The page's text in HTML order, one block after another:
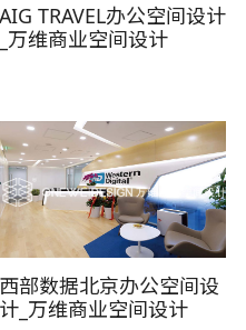
AIG TRAVEL办公空间设计
_万维商业空间设计
西部数据北京办公空间设
计_万维商业空间设计